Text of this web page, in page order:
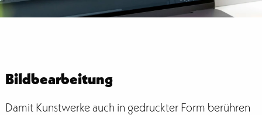
Bildbearbeitung
Damit Kunstwerke auch in gedruckter Form berühren